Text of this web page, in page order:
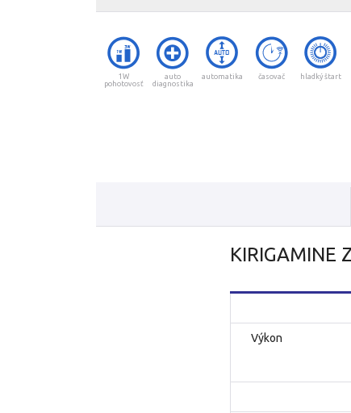
1W
pohotovosť
auto
diagnostika
automatika časovač hladký štart
KIRIGAMINE
Výkon